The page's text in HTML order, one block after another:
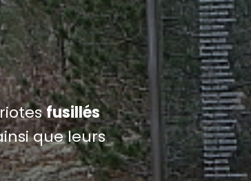
fusillés
que leurs